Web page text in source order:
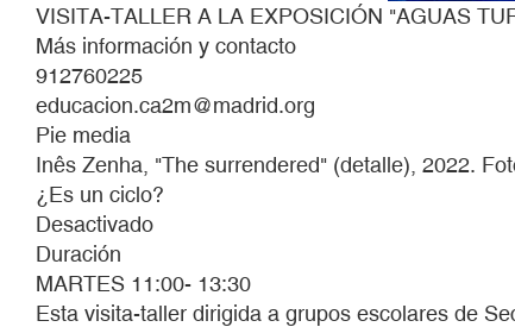
VISITA-TALLER A LA EXPOSICIÓN "AGUAS
Más información y contacto
912760225
educacion.ca2m@madrid.org
Pie media
Inês Zenha, "The surrendered" (detalle), 2022.
¿Es un ciclo?
Desactivado
Duración
MARTES 11:00- 13:30
Esta visita-taller dirigida a grupos escolares de